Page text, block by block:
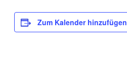
Zum Kalender hinzufügen